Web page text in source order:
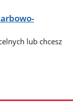
lub chcesz